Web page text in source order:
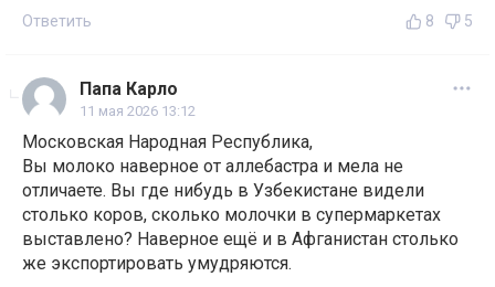
Ответить 8 5
Папа Карло
11 мая 2026 13:12
Московская Народная Республика,
Вы молоко наверное от аллебастра и мела не
отличаете. Вы где нибудь в Узбекистане видели
столько коров, сколько молочки в супермаркетах
выставлено? Наверное ещё и в Афганистан столько
же экспортировать умудряются.